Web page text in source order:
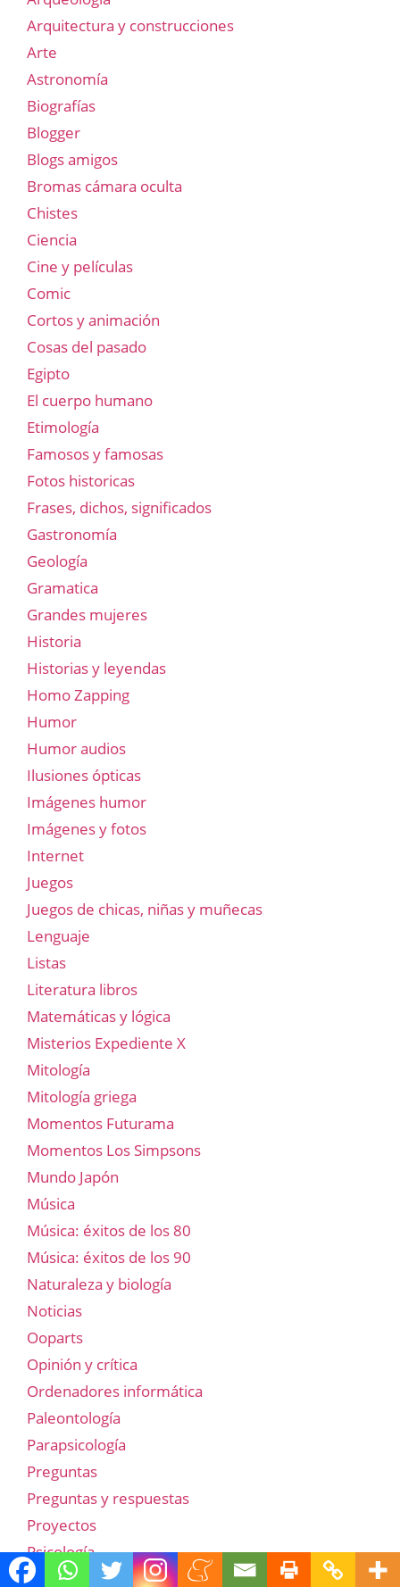
Arquitectura y construcciones
Arte
Astronomía
Biografías
Blogger
Blogs amigos
Bromas cámara oculta
Chistes
Ciencia
Cine y películas
Comic
Cortos y animación
Cosas del pasado
Egipto
El cuerpo humano
Etimología
Famosos y famosas
Fotos historicas
Frases, dichos, significados
Gastronomía
Geología
Gramatica
Grandes mujeres
Historia
Historias y leyendas
Homo Zapping
Humor
Humor audios
Ilusiones ópticas
Imágenes humor
Imágenes y fotos
Internet
Juegos
Juegos de chicas, niñas y muñecas
Lenguaje
Listas
Literatura libros
Matemáticas y lógica
Misterios Expediente X
Mitología
Mitología griega
Momentos Futurama
Momentos Los Simpsons
Mundo Japón
Música
Música: éxitos de los 80
Música: éxitos de los 90
Naturaleza y biología
Noticias
Ooparts
Opinión y crítica
Ordenadores informática
Paleontología
Parapsicología
Preguntas
Preguntas y respuestas
Proyectos
Psicología
Publicidad y anuncios